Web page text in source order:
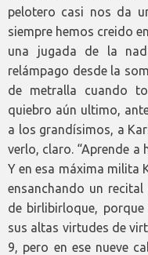
pelotero casi nos da
siempre hemos creido
una jugada de la
relámpago desde la
de metralla cuando
quiebro aún ultimo,
a los grandísimos, a
verlo, claro. “Aprende a
Y en esa máxima milita
ensanchando un
de birlibirloque,
sus altas virtudes de
9, pero en ese nueve